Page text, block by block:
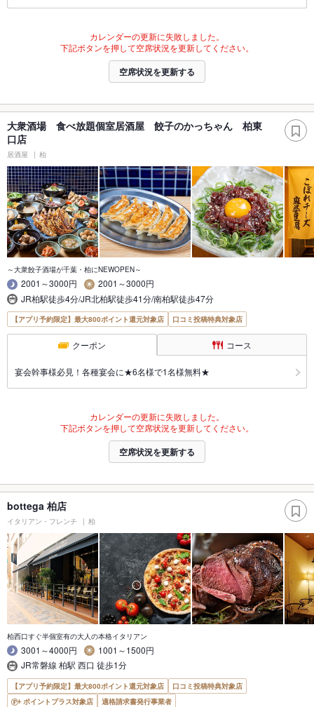
カレンダーの更新に失敗しました。
下記ボタンを押して空席状況を更新してください。
空席状況を更新する
大衆酒場 食べ放題個室居酒屋 餃子のかっちゃん 柏東
口店
居酒屋 柏
～大衆餃子酒場が千葉・柏にNEWOPEN～
2001～3000円
2001～3000円
JR柏駅徒歩4分/JR北柏駅徒歩41分/南柏駅徒歩47分
【アプリ予約限定】最大800ポイント還元対象店 口コミ投稿特典対象店
クーポン コース
宴会幹事様必見！各種宴会に★6名様で1名様無料★
カレンダーの更新に失敗しました。
下記ボタンを押して空席状況を更新してください。
空席状況を更新する
bottega 柏店
イタリアン・フレンチ 柏
柏西口すぐ半個室有の大人の本格イタリアン
3001～4000円
1001～1500円
JR常磐線 柏駅 西口 徒歩1分
【アプリ予約限定】最大800ポイント還元対象店
口コミ投稿特典対象店
ポイントプラス対象店
適格請求書発行事業者